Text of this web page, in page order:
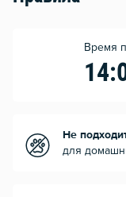
Время
Не
для